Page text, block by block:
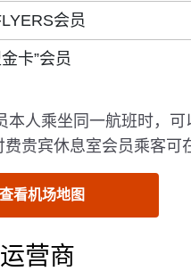
会员
卡”会员
本人乘坐同一航班时，可
费贵宾休息室会员乘客可
查看机场地图
营商